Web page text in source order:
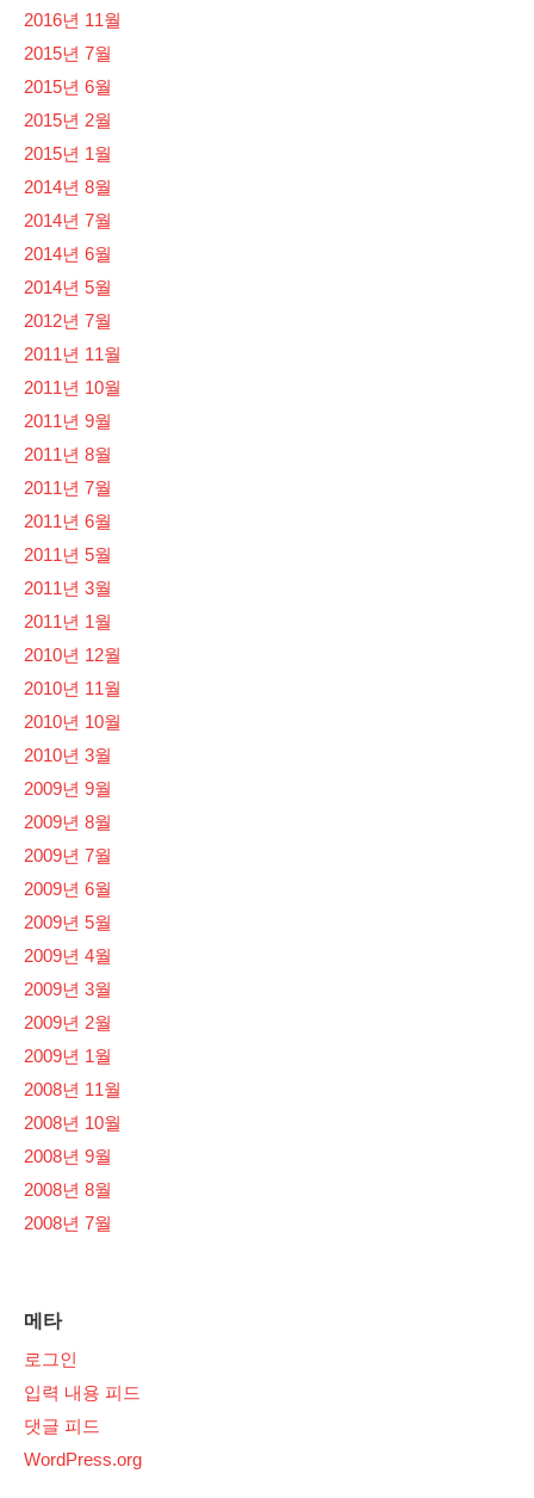
2016년 11월
2015년 7월
2015년 6월
2015년 2월
2015년 1월
2014년 8월
2014년 7월
2014년 6월
2014년 5월
2012년 7월
2011년 11월
2011년 10월
2011년 9월
2011년 8월
2011년 7월
2011년 6월
2011년 5월
2011년 3월
2011년 1월
2010년 12월
2010년 11월
2010년 10월
2010년 3월
2009년 9월
2009년 8월
2009년 7월
2009년 6월
2009년 5월
2009년 4월
2009년 3월
2009년 2월
2009년 1월
2008년 11월
2008년 10월
2008년 9월
2008년 8월
2008년 7월
메타
로그인
입력 내용 피드
댓글 피드
WordPress.org